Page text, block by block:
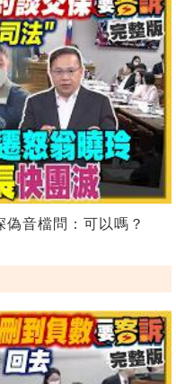
音檔問：可以嗎？